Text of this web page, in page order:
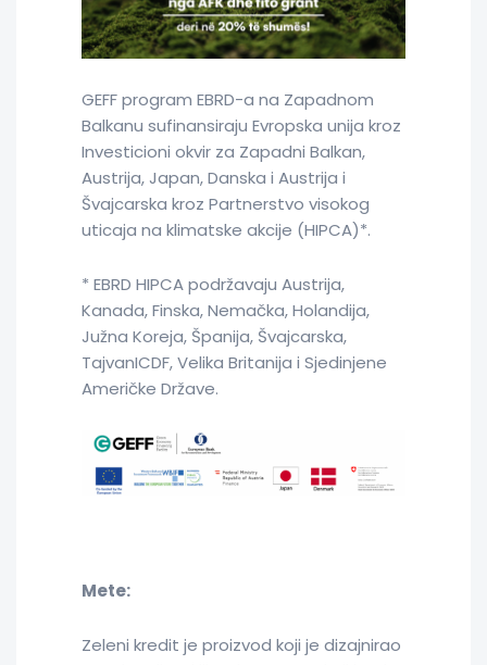
GEFF program EBRD-a na Zapadnom
Balkanu sufinansiraju Evropska unija kroz
Investicioni okvir za Zapadni Balkan,
Austrija, Japan, Danska i Austrija i
Švajcarska kroz Partnerstvo visokog
uticaja na klimatske akcije (HIPCA)*.
* EBRD HIPCA podržavaju Austrija,
Kanada, Finska, Nemačka, Holandija,
Južna Koreja, Španija, Švajcarska,
TajvanICDF, Velika Britanija i Sjedinjene
Američke Države.
Mete:
Zeleni kredit je proizvod koji je dizajnirao